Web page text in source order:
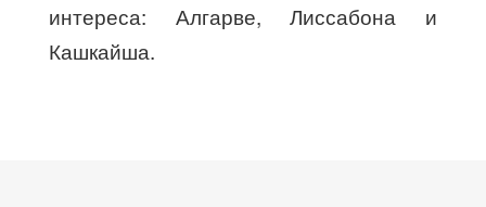
интереса: Алгарве, Лиссабона и
Кашкайша.